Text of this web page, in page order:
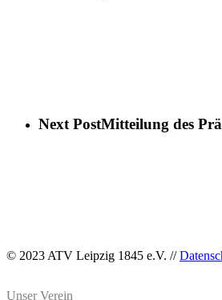
Next PostMitteilung des
© 2023 ATV Leipzig 1845 e.V. //
Unser Verein